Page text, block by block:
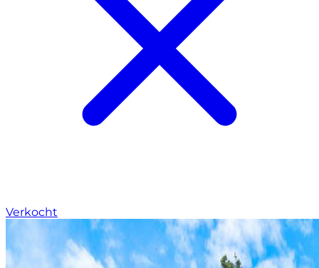
Verkocht